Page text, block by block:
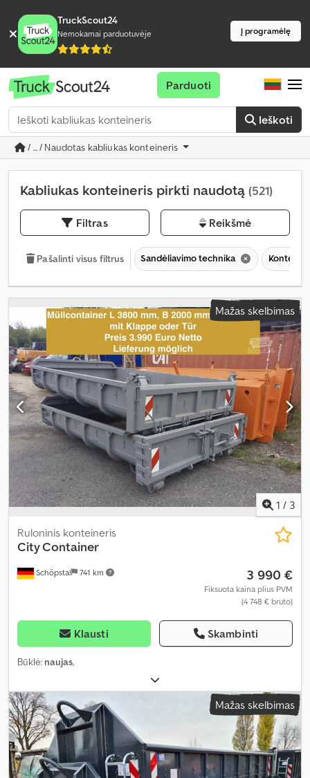
TruckScout24
Nemokamai parduotuvėje Į programėlę
Ieškoti
Parduoti
/ ... / Naudotas kabliukas konteineris
Kabliukas konteineris pirkti naudotą (521)
Filtras Reikšmė
Pašalinti visus filtrus Sandėliavimo technika
Mažas skelbimas
1 / 3
Schöpstal 741 km
Ruloninis konteineris
City Container
3 990 €
Fiksuota kaina plius PVM
(4 748 € bruto)
Klausti Skambinti
Būklė: naujas,
Mažas skelbimas